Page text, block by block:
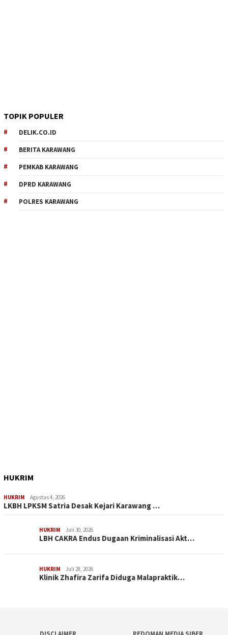
TOPIK POPULER
DELIK.CO.ID
BERITA KARAWANG
PEMKAB KARAWANG
DPRD KARAWANG
POLRES KARAWANG
HUKRIM
HUKRIM Agustus 4, 2026
LKBH LPKSM Satria Desak Kejari Karawang …
HUKRIM Juli 30, 2026
LBH CAKRA Endus Dugaan Kriminalisasi Akt…
HUKRIM Juli 28, 2026
Klinik Zhafira Zarifa Diduga Malapraktik…